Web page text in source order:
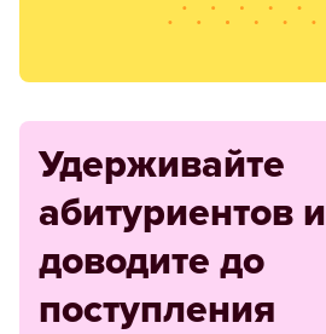
Удерживайте
абитуриентов и
доводите до
поступления